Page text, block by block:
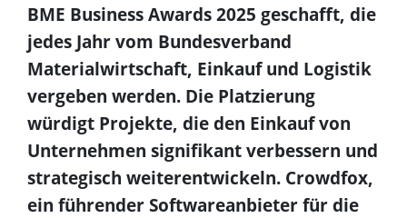
BME Business Awards 2025 geschafft, die
jedes Jahr vom Bundesverband
Materialwirtschaft, Einkauf und Logistik
vergeben werden. Die Platzierung
würdigt Projekte, die den Einkauf von
Unternehmen signifikant verbessern und
strategisch weiterentwickeln. Crowdfox,
ein führender Softwareanbieter für die